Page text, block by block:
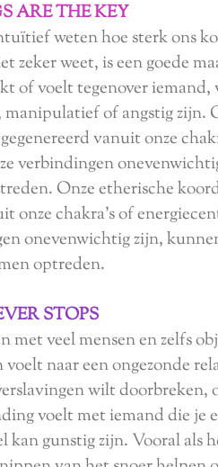
ARE THE KEY
weten hoe sterk ons
zeker weet, is een goede
of voelt tegenover iemand,
manipulatief of angstig zijn.
vanuit onze
verbindingen
Onze etherische
onze chakra's of
onevenwichtig zijn,
optreden.
STOPS
met veel mensen en zelfs
naar een ongezonde
wilt doorbreken,
voelt met iemand die je
gunstig zijn. Vooral als